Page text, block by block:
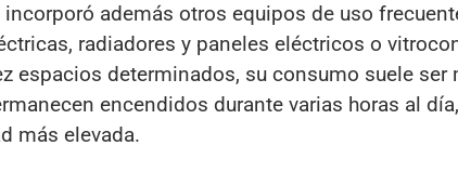
además otros equipos de uso
radiadores y paneles eléctricos o
espacios determinados, su consumo suele
encendidos durante varias horas al
más elevada.